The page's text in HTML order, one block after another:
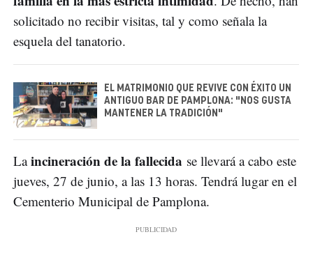
solicitado no recibir visitas, tal y como señala la
esquela del tanatorio.
EL MATRIMONIO QUE REVIVE CON ÉXITO UN
ANTIGUO BAR DE PAMPLONA: "NOS GUSTA
MANTENER LA TRADICIÓN"
Laincineración de la fallecida se llevará a cabo este
jueves, 27 de junio, a las 13 horas. Tendrá lugar en el
Cementerio Municipal de Pamplona.